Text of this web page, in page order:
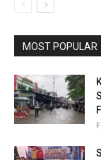
MOST POPULAR